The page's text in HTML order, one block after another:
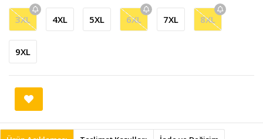
3XL 4XL 5XL 6XL 7XL 8XL
9XL